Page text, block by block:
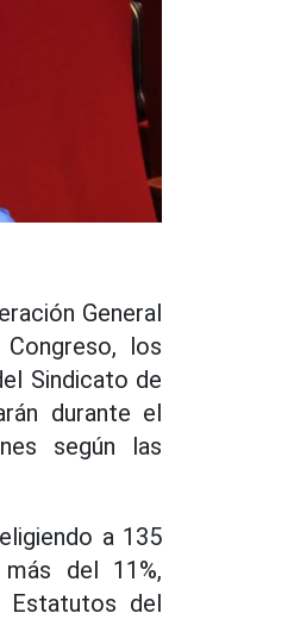
General
los
Sindicato de
durante el
según las
a 135
del 11%,
Estatutos del